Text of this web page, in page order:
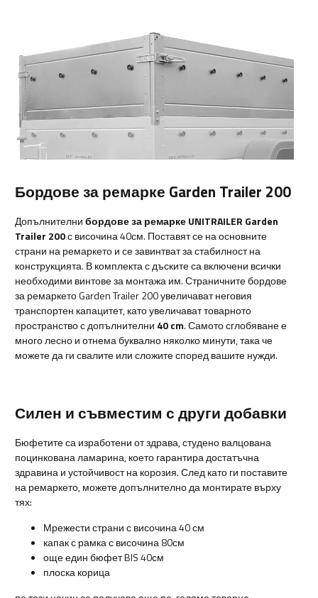
Бордове за ремарке Garden Trailer 200
Допълнителнибордове за ремарке UNITRAILER Garden
Trailer 200с височина 40см. Поставят се на основните
страни на ремаркето и се завинтват за стабилност на
конструкцията. В комплекта с дъските са включени всички
необходими винтове за монтажа им. Страничните бордове
за ремаркето Garden Trailer 200 увеличават неговия
транспортен капацитет, като увеличават товарното
пространство с допълнителни 40 cm. Самото сглобяване е
много лесно и отнема буквално няколко минути, така че
можете да ги свалите или сложите според вашите нужди.
Силен и съвместим с други добавки
Бюфетите са изработени от здрава, студено валцована
поцинкована ламарина, което гарантира достатъчна
здравина и устойчивост на корозия. След като ги поставите
на ремаркето, можете допълнително да монтирате върху
тях:
Мрежести страни с височина 40 см
капак с рамка с височина 80см
още един бюфет BIS 40см
плоска корица